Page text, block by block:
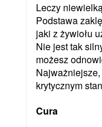
Leczy
Podstawa
jaki z żywiołu
Nie jest tak
możesz
krytycznym
Cura